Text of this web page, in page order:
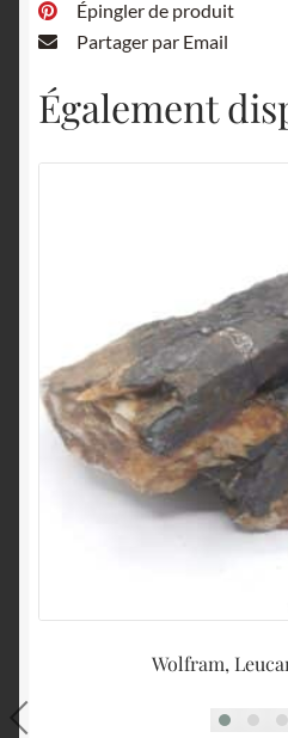
Épingler de produit
Partager par Email
Également
Wolfram,